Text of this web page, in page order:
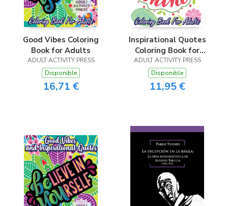
Good Vibes Coloring
Book for Adults
ADULT ACTIVITY PRESS
Disponible
16,71 €
Inspirational Quotes
Coloring Book for
Adults
ADULT ACTIVITY PRESS
Disponible
11,95 €